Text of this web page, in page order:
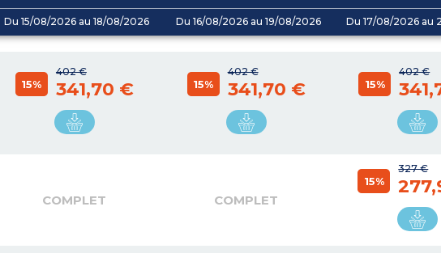
Du 15/08/2026 au 18/08/2026 Du 16/08/2026 au 19/08/2026 Du 17/08/2026 au
402 €
15% 341,70 €
402 €
15% 341,70 €
402 €
15%
COMPLET COMPLET
327 €
15%